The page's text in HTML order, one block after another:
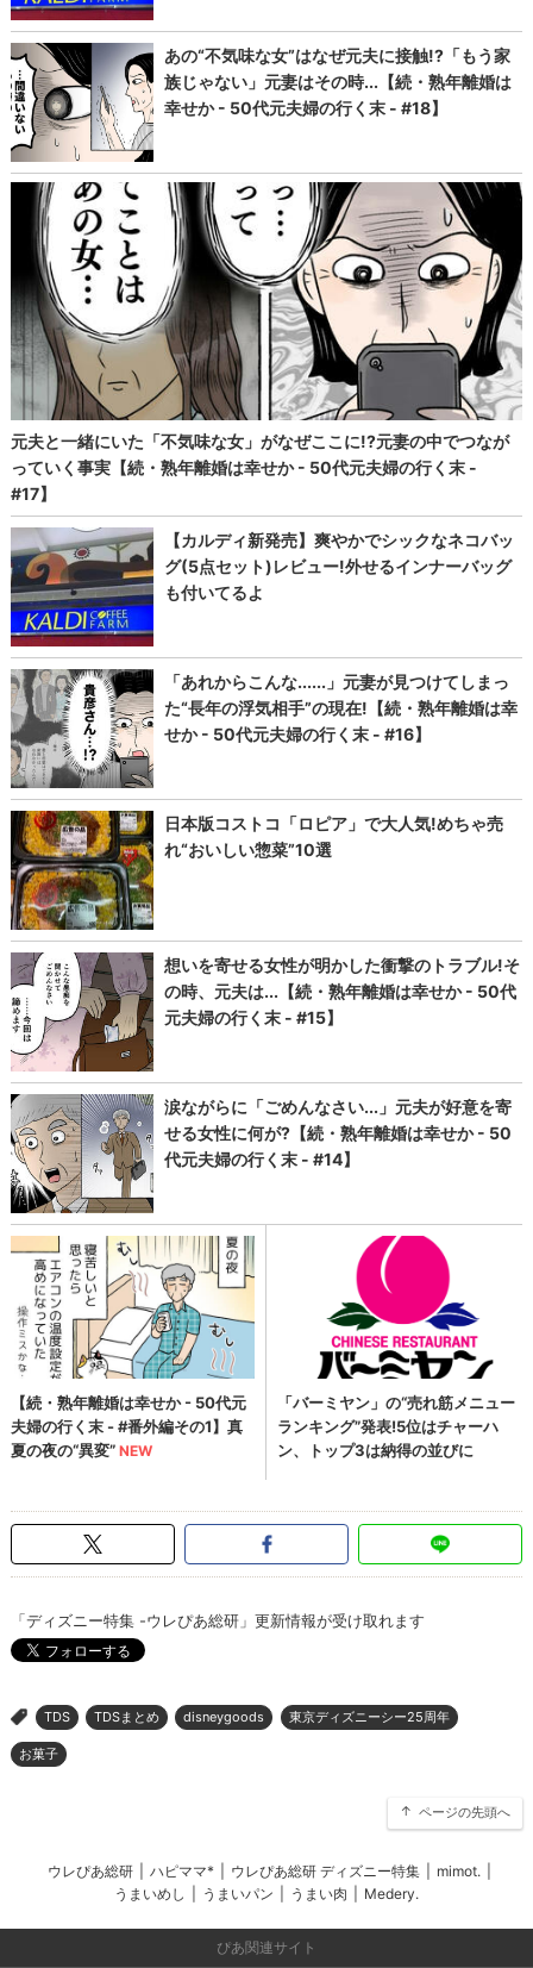
「ディズニー特集 -ウレぴあ総研」更新情報が受け取れます
> TDS TDSまとめ disneygoods 東京ディズニーシー25周年
お菓子
ページの先頭へ
ウレぴあ総研 ハピママ* ウレぴあ総研 ディズニー特集 mimot.
うまいめし
うまいパン うまい肉 Medery.
ぴあ関連サイト